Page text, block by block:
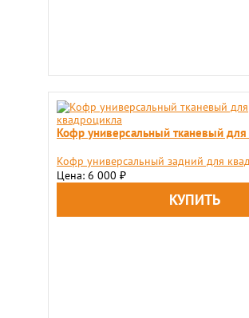
Кофр универсальный тканевый для
Кофр универсальный задний для
Цена: 6 000 ₽